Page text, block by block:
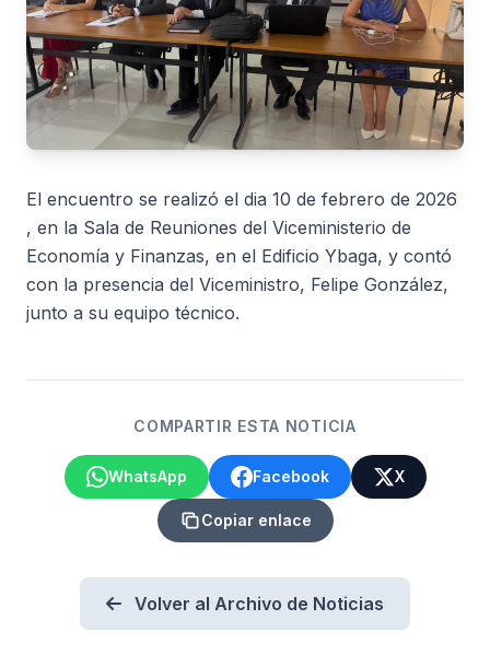
El encuentro se realizó el dia 10 de febrero de 2026
, en la Sala de Reuniones del Viceministerio de
Economía y Finanzas, en el Edificio Ybaga, y contó
con la presencia del Viceministro, Felipe González,
junto a su equipo técnico.
COMPARTIR ESTA NOTICIA
WhatsApp Facebook X
Copiar enlace
Volver al Archivo de Noticias